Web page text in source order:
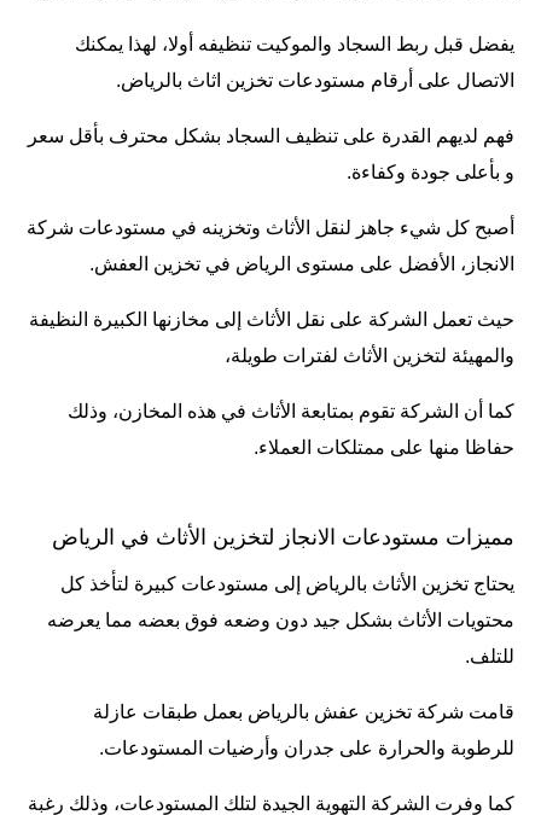
يفضل قبل ربط السجاد والموكيت تنظيفه أولا، لهذا يمكنك
الاتصال على أرقام مستودعات تخزين اثاث بالرياض.
فهم لديهم القدرة على تنظيف السجاد بشكل محترف بأقل سعر
و بأعلى جودة وكفاءة.
أصبح كل شيء جاهز لنقل الأثاث وتخزينه في مستودعات شركة
الانجاز، الأفضل على مستوى الرياض في تخزين العفش.
حيث تعمل الشركة على نقل الأثاث إلى مخازنها الكبيرة النظيفة
والمهيئة لتخزين الأثاث لفترات طويلة،
كما أن الشركة تقوم بمتابعة الأثاث في هذه المخازن، وذلك
حفاظا منها على ممتلكات العملاء.
مميزات مستودعات الانجاز لتخزين الأثاث في الرياض
يحتاج تخزين الأثاث بالرياض إلى مستودعات كبيرة لتأخذ كل
محتويات الأثاث بشكل جيد دون وضعه فوق بعضه مما يعرضه
للتلف.
قامت شركة تخزين عفش بالرياض بعمل طبقات عازلة
للرطوبة والحرارة على جدران وأرضيات المستودعات.
كما وفرت الشركة التهوية الجيدة لتلك المستودعات، وذلك رغبة